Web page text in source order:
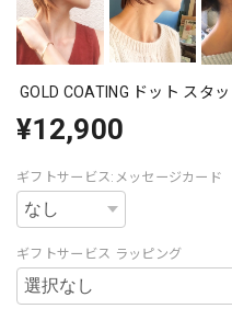
GOLD COATING ドット スタ
¥12,900
ギフトサービス:メッセージカード
ギフトサービス ラッピング